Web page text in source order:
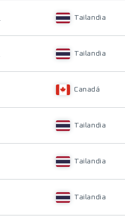
Tailandia
Tailandia
Canadá
Tailandia
Tailandia
Tailandia